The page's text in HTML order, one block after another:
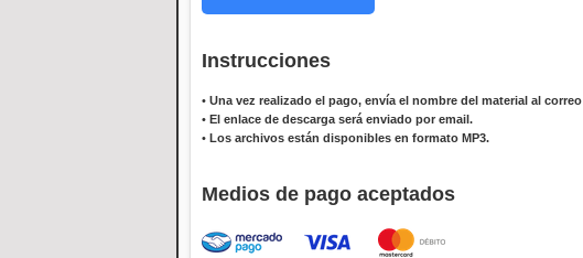
Instrucciones
• Una vez realizado el pago, envía el nombre del material al correo
• El enlace de descarga será enviado por email.
• Los archivos están disponibles en formato MP3.
Medios de pago aceptados